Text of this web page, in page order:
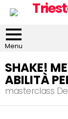
Menu
SHAKE!
ABILITÀ
masterclass